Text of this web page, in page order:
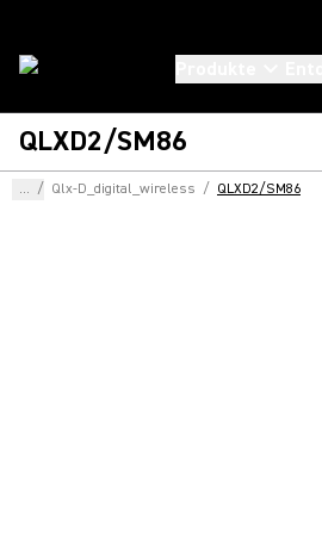
QLXD2/SM86
... / Qlx-D_digital_wireless / QLXD2/SM86